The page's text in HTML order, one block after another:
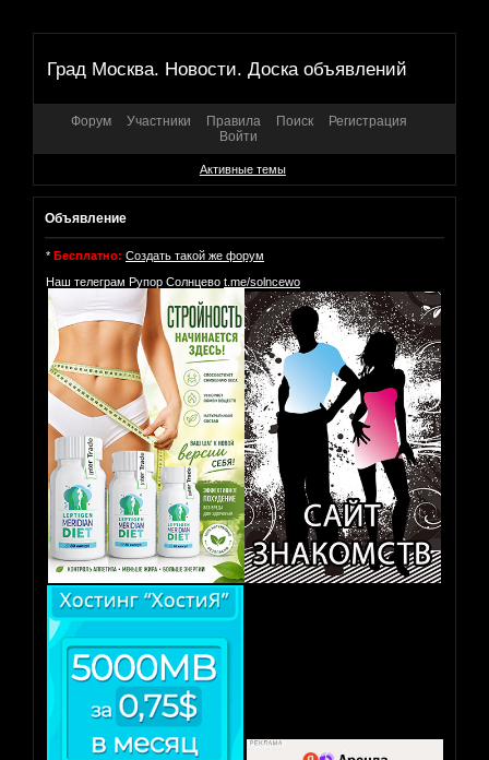
Град Москва. Новости. Доска объявлений
Форум Участники Правила Поиск
Регистрация
Войти
Активные темы
Объявление
* Бесплатно: Создать такой же форум
Наш телеграм Рупор Солнцево t.me/solncewo